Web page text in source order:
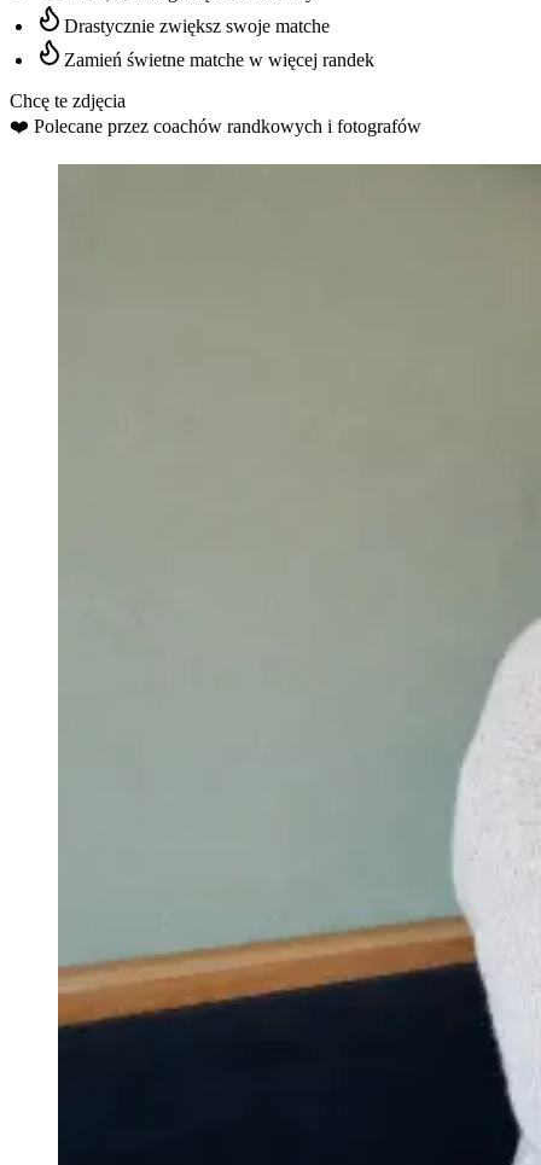
Drastycznie zwiększ swoje matche
Zamień świetne matche w więcej randek
Chcę te zdjęcia
❤️ Polecane przez coachów randkowych i fotografów